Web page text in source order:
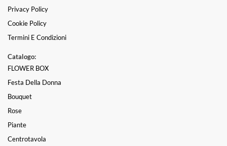
Privacy Policy
Cookie Policy
Termini E Condizioni
Catalogo:
FLOWER BOX
Festa Della Donna
Bouquet
Rose
Piante
Centrotavola